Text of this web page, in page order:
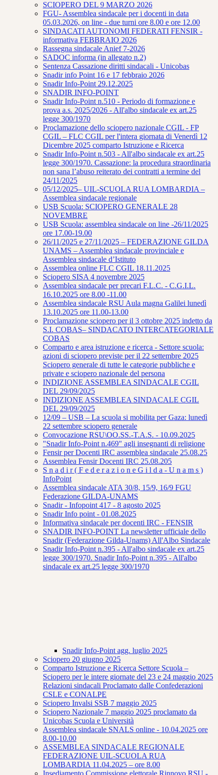
SCIOPERO DEL 9 MARZO 2026
FGU- Assemblea sindacale per i docenti in data
05.03.2026, on line - due turni ore 8.00 e ore 12.00
SINDACATI AUTONOMI FEDERATI FENSIR -
informativa FEBBRAIO 2026
Rassegna sindacale Anief 7-2026
SADOC informa (in allegato n.2)
Sentenza Cassazione diritti sindacali - Unicobas
Snadir info Point 16 e 17 febbraio 2026
Snadir Info-Point 29.12.2025
SNADIR INFO-POINT
Snadir Info-Point n.510 - Periodo di formazione e
prova a.s. 2025/2026 - All'albo sindacale ex art.25
legge 300/1970
Proclamazione dello sciopero nazionale CGIL - FP
CGIL – FLC CGIL per l'intera giornata di Venerdì 12
Dicembre 2025 comparto Istruzione e Ricerca
Snadir Info-Point n.503 - All'albo sindacale ex art.25
legge 300/1970. Cassazione: la procedura straordinaria
non sana l’abuso reiterato dei contratti a termine del
24/11/2025
05/12/2025– UIL-SCUOLA RUA LOMBARDIA –
Assemblea sindacale regionale
USB Scuola: SCIOPERO GENERALE 28
NOVEMBRE
USB Scuola: assemblea sindacale on line -26/11/2025
ore 17.00-19.00
26/11/2025 e 27/11/2025 – FEDERAZIONE GILDA
UNAMS – Assemblea sindacale provinciale e
Assemblea sindacale d’Istituto
Assemblea online FLC CGIL 18.11.2025
Sciopero SISA 4 novembre 2025
Assemblea sindacale per precari F.L.C. - C.G.I.L.
16.10.2025 ore 8.00 -11.00
Assemblea sindacale RSU Aula magna Galilei lunedì
13.10.2025 ore 11.00-13.00
Proclamazione sciopero per il 3 ottobre 2025 indetto da
S.I. COBAS– SINDACATO INTERCATEGORIALE
COBAS
Comparto e area istruzione e ricerca - Settore scuola:
azioni di sciopero previste per il 22 settembre 2025
Sciopero generale di tutte le categorie pubbliche e
private e sciopero nazionale del persona
INDIZIONE ASSEMBLEA SINDACALE CGIL
DEL 29/09/2025
INDIZIONE ASSEMBLEA SINDACALE CGIL
DEL 29/09/2025
12/09 – USB – La scuola si mobilita per Gaza: lunedì
22 settembre sciopero generale
Convocazione RSU\OO.SS.-T.A.S. - 10.09.2025
"Snadir Info-Point n.469" agli insegnanti di religione
Fensir per Docenti IRC assemblea sindacale 25.08.25
Assemblea Fensir Docenti IRC 25.08.205
S n a d i r ( F e d e r a z i o n e G i l d a - U n a m s )
InfoPoint
Assemblea sindacale ATA 30/8, 15/9, 16/9 FGU
Federazione GILDA-UNAMS
Snadir - Infopoint 417 - 8 agosto 2025
Snadir Info point - 01.08.2025
Informativa sindacale per docenti IRC - FENSIR
SNADIR INFO-POINT La newsletter ufficiale dello
Snadir (Federazione Gilda-Unams) All'Albo Sindacale
Snadir Info-Point n.395 - All'albo sindacale ex art.25
legge 300/1970. Snadir Info-Point n.395 - All'albo
sindacale ex art.25 legge 300/1970
Snadir Info-Point agg. luglio 2025
Sciopero 20 giugno 2025
Comparto Istruzione e Ricerca Settore Scuola –
Sciopero per le intere giornate del 23 e 24 maggio 2025
Relazioni sindacali Proclamato dalle Confederazioni
CSLE e CONALPE
Sciopero Invalsi SSB 7 maggio 2025
Sciopero Nazionale 7 maggio 2025 proclamato da
Unicobas Scuola e Università
Assemblea sindacale SNALS online - 10.04.2025 ore
8.00-10.00
ASSEMBLEA SINDACALE REGIONALE
FEDERAZIONE UIL-SCUOLA RUA
LOMBARDIA 11.04.2025 – ore 8.00